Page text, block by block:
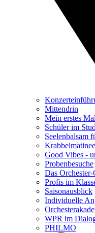
Mittendrin
Mein erstes Mal
Schüler im
Seelenbalsam
Good Vibes -
Probenbesuche
Das
Profis im
Saisonausblick
Individuelle
WPR im
PHILMO